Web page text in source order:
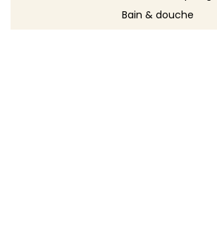
Bain & douche